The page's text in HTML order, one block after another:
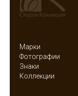
Марки
Фотографии
Знаки
Коллекции